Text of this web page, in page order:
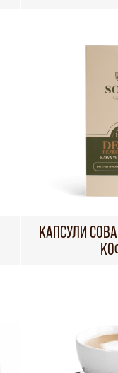
КАПСУЛИ СОВА